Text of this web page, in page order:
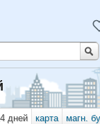
дней карта магн.